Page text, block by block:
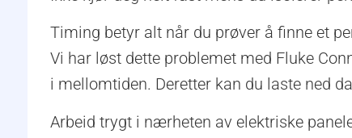
Timing betyr alt når du prøver å finne et
Vi har løst dette problemet med Fluke
i mellomtiden. Deretter kan du laste ned
Arbeid trygt i nærheten av elektriske